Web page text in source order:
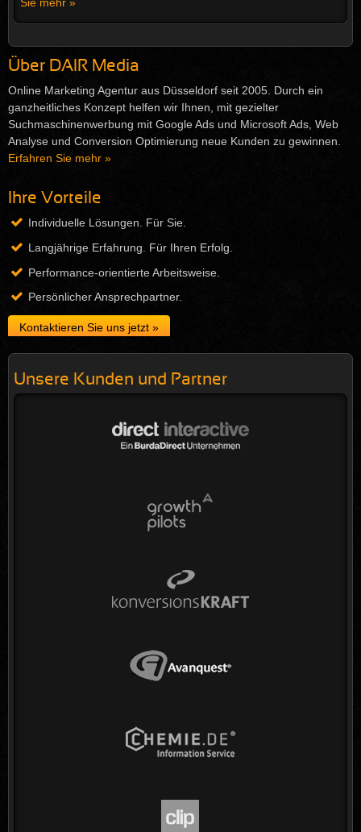
Über DAIR Media
Online Marketing Agentur aus Düsseldorf seit 2005. Durch ein
ganzheitliches Konzept helfen wir Ihnen, mit gezielter
Suchmaschinenwerbung mit Google Ads und Microsoft Ads, Web
Analyse und Conversion Optimierung neue Kunden zu gewinnen.
Erfahren Sie mehr »
Ihre Vorteile
Individuelle Lösungen. Für Sie.
Langjährige Erfahrung. Für Ihren Erfolg.
Performance-orientierte Arbeitsweise.
Persönlicher Ansprechpartner.
Kontaktieren Sie uns jetzt »
Unsere Kunden und Partner